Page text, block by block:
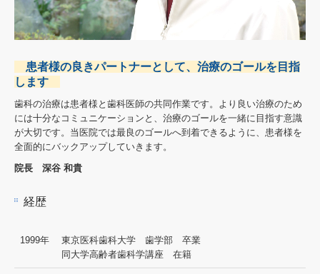
患者様の良きパートナーとして、治療のゴールを目指
します
歯科の治療は患者様と歯科医師の共同作業です。より良い治療のため
には十分なコミュニケーションと、治療のゴールを一緒に目指す意識
が大切です。当医院では最良のゴールへ到着できるように、患者様を
全面的にバックアップしていきます。
院長 深谷 和貴
経歴
1999年
東京医科歯科大学 歯学部 卒業
同大学高齢者歯科学講座 在籍